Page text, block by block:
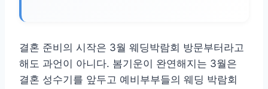
결혼 준비의 시작은 3월 웨딩박람회 방문부터라고
해도 과언이 아니다. 봄기운이 완연해지는 3월은
결혼 성수기를 앞두고 예비부부들의 웨딩 박람회